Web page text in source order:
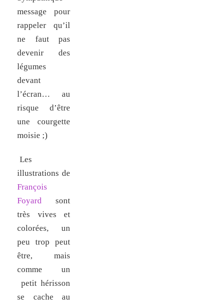
message pour
rappeler qu’il
ne faut pas
devenir des
légumes
devant
l’écran… au
risque d’être
une courgette
moisie ;)
Les
illustrations de
François
Foyard sont
très vives et
colorées, un
peu trop peut
être, mais
comme un
petit hérisson
se cache au